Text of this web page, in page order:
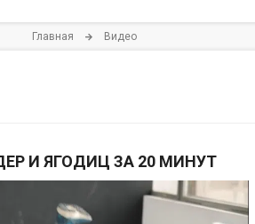
Главная Видео
И ЯГОДИЦ ЗА 20 МИНУТ